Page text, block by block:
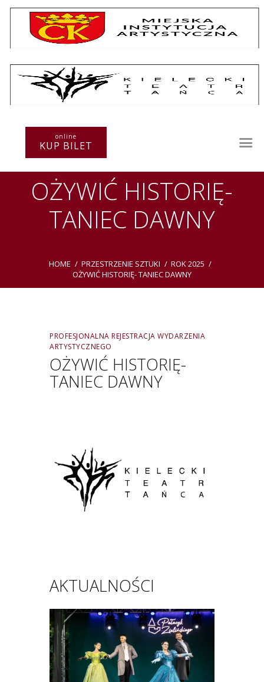
online
KUP BILET
OŻYWIĆ HISTORIĘ-
TANIEC DAWNY
HOME PRZESTRZENIE SZTUKI
ROK 2025
OŻYWIĆ HISTORIĘ- TANIEC DAWNY
Repertuar
Warsztaty
Festiwal
Kurs instruktorski
Sprawozdania
PROFESJONALNA REJESTRACJA WYDARZENIA
ARTYSTYCZNEGO
OŻYWIĆ HISTORIĘ-
TANIEC DAWNY
AKTUALNOŚCI